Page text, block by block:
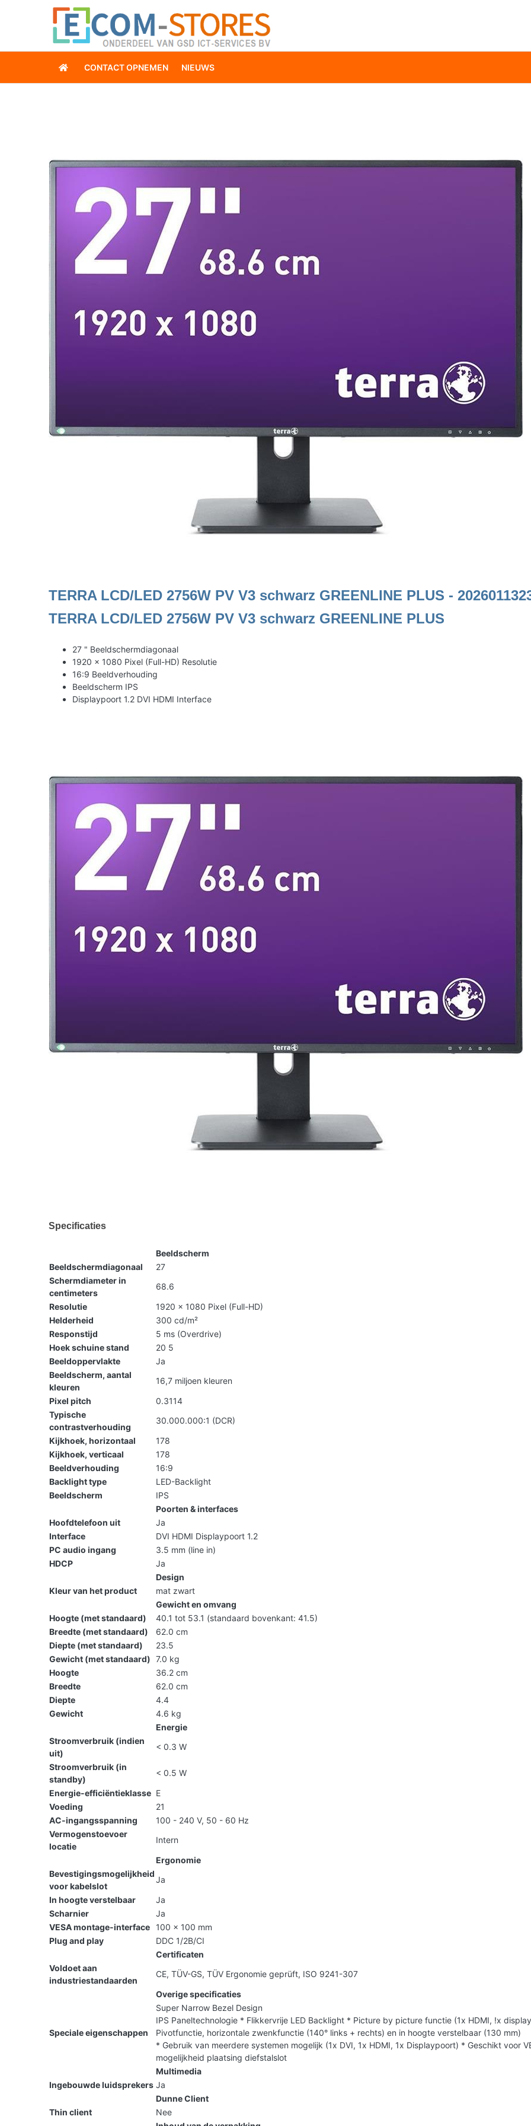
CONTACT OPNEMEN NIEUWS
TERRA LCD/LED 2756W PV V3 schwarz GREENLINE PLUS -
TERRA LCD/LED 2756W PV V3 schwarz GREENLINE PLUS
27 " Beeldschermdiagonaal
1920 x 1080 Pixel (Full-HD) Resolutie
16:9 Beeldverhouding
Beeldscherm IPS
Displaypoort 1.2 DVI HDMI Interface
Specificaties
Beeldscherm
Beeldschermdiagonaal
27
Schermdiameter in
centimeters
68.6
Resolutie
1920 x 1080 Pixel (Full-HD)
Helderheid
300 cd/m²
Responstijd
5 ms (Overdrive)
Hoek schuine stand
20 5
Beeldoppervlakte
Ja
Beeldscherm, aantal
kleuren
16,7 miljoen kleuren
Pixel pitch
0.3114
Typische
contrastverhouding
30.000.000:1 (DCR)
Kijkhoek, horizontaal
178
Kijkhoek, verticaal
178
Beeldverhouding
16:9
Backlight type
LED-Backlight
Beeldscherm
IPS
Poorten & interfaces
Hoofdtelefoon uit
Ja
Interface
DVI HDMI Displaypoort 1.2
PC audio ingang
3.5 mm (line in)
HDCP
Ja
Design
Kleur van het product
mat zwart
Gewicht en omvang
Hoogte (met standaard)
40.1 tot 53.1 (standaard bovenkant: 41.5)
Breedte (met standaard)
62.0 cm
Diepte (met standaard)
23.5
Gewicht (met standaard) 7.0 kg
Hoogte
36.2 cm
Breedte
62.0 cm
Diepte
4.4
Gewicht
4.6 kg
Energie
Stroomverbruik (indien
uit)
< 0.3 W
Stroomverbruik (in
standby)
< 0.5 W
Energie-efficiëntieklasse E
Voeding
21
AC-ingangsspanning
100 - 240 V, 50 - 60 Hz
Vermogenstoevoer
locatie
Intern
Ergonomie
Bevestigingsmogelijkheid
voor kabelslot
Ja
In hoogte verstelbaar
Ja
Scharnier
Ja
VESA montage-interface
100 x 100 mm
Plug and play
DDC 1/2B/CI
Certificaten
Voldoet aan
industriestandaarden
CE, TÜV-GS, TÜV Ergonomie geprüft, ISO 9241-307
Overige specificaties
Speciale eigenschappen
Super Narrow Bezel Design
IPS Paneltechnologie * Flikkervrije LED Backlight * Picture by picture functie (1x HDMI, !x
Pivotfunctie, horizontale zwenkfunctie (140° links + rechts) en in hoogte verstelbaar (130 mm)
* Gebruik van meerdere systemen mogelijk (1x DVI, 1x HDMI, 1x Displaypoort) * Geschikt voor
mogelijkheid plaatsing diefstalslot
Multimedia
Ingebouwde luidsprekers Ja
Dunne Client
Thin client
Nee